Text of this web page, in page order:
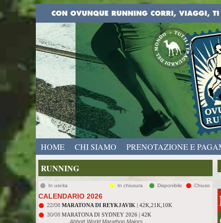
HOME CHI SIAMO PRENOTAZIONE E
RUNNING
In uscita In chiusura Disponibile Chiuso
CALENDARIO 2026
22/08 MARATONA DI REYKJAVIK | 42K,21K,10K
30/08 MARATONA DI SYDNEY 2026 | 42K
Abbott World Marathon Majors